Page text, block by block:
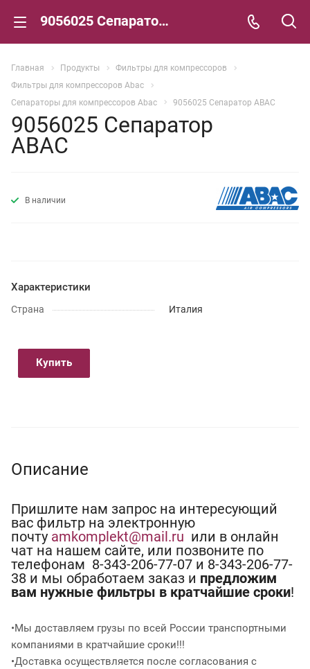
9056025 Сепаратор ABAC
Главная Продукты
Фильтры для компрессоров
Фильтры для компрессоров Abac
Сепараторы для компрессоров Abac
9056025 Сепаратор ABAC
9056025 Сепаратор
ABAC
В наличии
Характеристики
Страна Италия
Купить
Описание
Пришлите нам запрос на интересующий
вас фильтр на электронную
почту amkomplekt@mail.ru или в онлайн
чат на нашем сайте, или позвоните по
телефонам 8-343-206-77-07 и 8-343-206-77-
38 и мы обработаем заказ и предложим
вам нужные фильтры в кратчайшие сроки!
•Мы доставляем грузы по всей России транспортными
компаниями в кратчайшие сроки!!!
•Доставка осуществляется после согласования с